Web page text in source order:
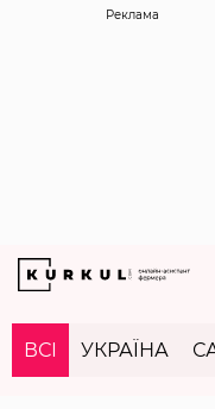
Реклама
ВСІ УКРАЇНА